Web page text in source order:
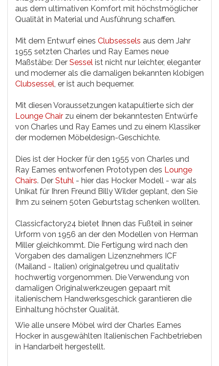
aus dem ultimativen Komfort mit höchstmöglicher
Qualität in Material und Ausführung schaffen.
Mit dem Entwurf eines Clubsessels aus dem Jahr
1955 setzten Charles und Ray Eames neue
Maßstäbe: Der Sessel ist nicht nur leichter, eleganter
und moderner als die damaligen bekannten klobigen
Clubsessel, er ist auch bequemer.
Mit diesen Voraussetzungen katapultierte sich der
Lounge Chair zu einem der bekanntesten Entwürfe
von Charles und Ray Eames und zu einem Klassiker
der modernen Möbeldesign-Geschichte.
Dies ist der Hocker für den 1955 von Charles und
Ray Eames entworfenen Prototypen des Lounge
Chairs. Der Stuhl - hier das Hocker Modell - war als
Unikat für Ihren Freund Billy Wilder geplant, den Sie
Ihm zu seinem 50ten Geburtstag schenken wollten.
Classicfactory24 bietet Ihnen das Fußteil in seiner
Urform von 1956 an der den Modellen von Herman
Miller gleichkommt. Die Fertigung wird nach den
Vorgaben des damaligen Lizenznehmers ICF
(Mailand - Italien) originalgetreu und qualitativ
hochwertig vorgenommen. Die Verwendung von
damaligen Originalwerkzeugen gepaart mit
italienischem Handwerksgeschick garantieren die
Einhaltung höchster Qualität.
Wie alle unsere Möbel wird der Charles Eames
Hocker in ausgewählten Italienischen Fachbetrieben
in Handarbeit hergestellt.